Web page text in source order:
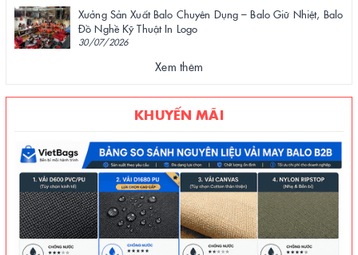
Xưởng Sản Xuất Balo Chuyên Dụng – Balo Giữ Nhiệt, Balo
Đồ Nghề Kỹ Thuật In Logo
30/07/2026
Xem thêm
KHUYẾN MÃI